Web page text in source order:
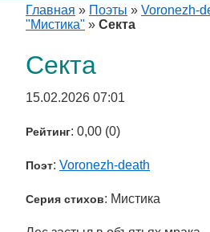
Главная » Поэты » Voronezh-
"Мистика" » Секта
Секта
15.02.2026 07:01
Рейтинг: 0,00 (0)
Поэт: Voronezh-death
Серия стихов: Мистика